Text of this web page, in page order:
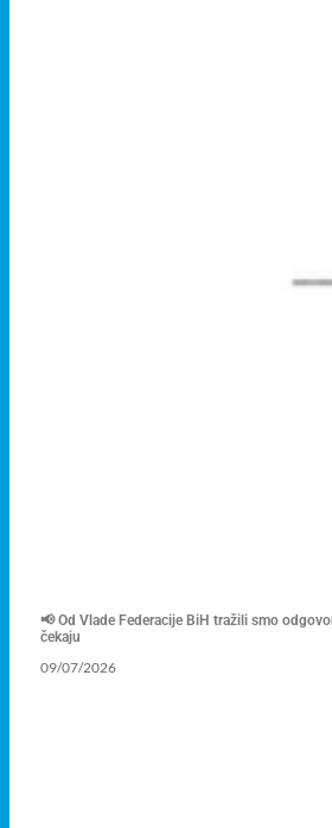
📢 Od Vlade Federacije BiH tražili smo
čekaju
09/07/2026